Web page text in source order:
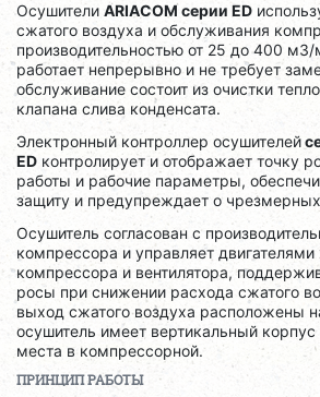
Осушители ARIACOM серии ED
сжатого воздуха и обслуживания
производительностью от 25 до 400
работает непрерывно и не требует
обслуживание состоит из очистки
клапана слива конденсата.
Электронный контроллер осушителей
ED контролирует и отображает точку
работы и рабочие параметры,
защиту и предупреждает о
Осушитель согласован с
компрессора и управляет двигателями
компрессора и вентилятора,
росы при снижении расхода сжатого
выход сжатого воздуха расположены
осушитель имеет вертикальный
места в компрессорной.
ПРИНЦИП РАБОТЫ